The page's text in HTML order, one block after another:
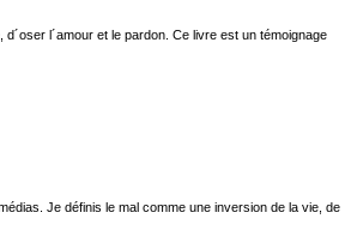
l´amour et le pardon. Ce livre est un témoignage
Je définis le mal comme une inversion de la vie, de